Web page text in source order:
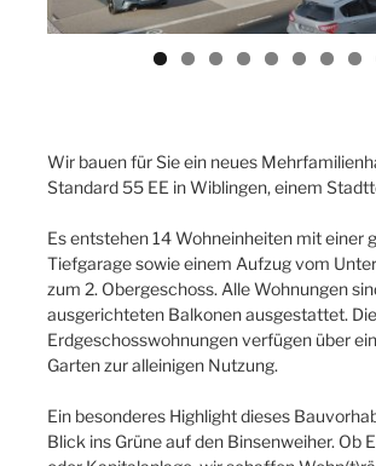
Wir bauen für Sie ein neues
Standard 55 EE in Wiblingen, einem
Es entstehen 14 Wohneinheiten mit einer
Tiefgarage sowie einem Aufzug vom
zum 2. Obergeschoss. Alle Wohnungen
ausgerichteten Balkonen ausgestattet. Die
Erdgeschosswohnungen verfügen über
Garten zur alleinigen Nutzung.
Ein besonderes Highlight dieses
Blick ins Grüne auf den Binsenweiher. Ob